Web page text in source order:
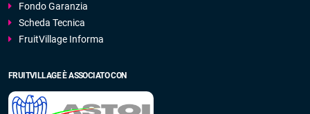
Fondo Garanzia
Scheda Tecnica
FruitVillage Informa
FRUITVILLAGE È ASSOCIATO CON